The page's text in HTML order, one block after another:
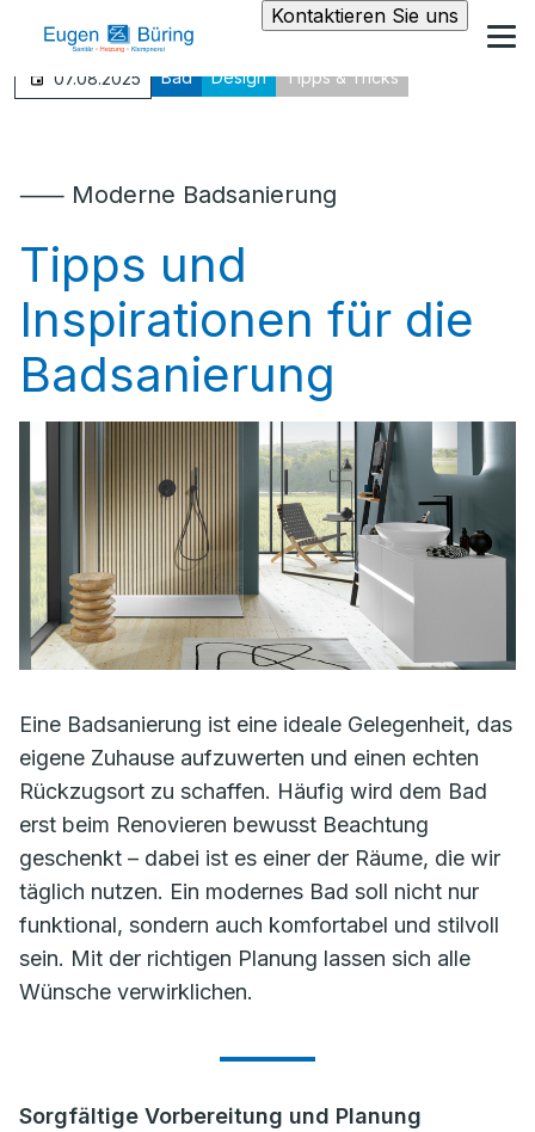
Kontaktieren Sie uns
07.08.2025 Bad Design Tipps & Tricks
⸺ Moderne Badsanierung
Tipps und
Inspirationen für die
Badsanierung
Eine Badsanierung ist eine ideale Gelegenheit, das
eigene Zuhause aufzuwerten und einen echten
Rückzugsort zu schaffen. Häufig wird dem Bad
erst beim Renovieren bewusst Beachtung
geschenkt – dabei ist es einer der Räume, die wir
täglich nutzen. Ein modernes Bad soll nicht nur
funktional, sondern auch komfortabel und stilvoll
sein. Mit der richtigen Planung lassen sich alle
Wünsche verwirklichen.
Sorgfältige Vorbereitung und Planung